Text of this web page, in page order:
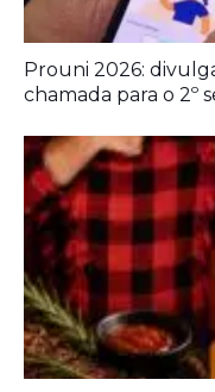
Prouni 2026:
chamada para o 2º